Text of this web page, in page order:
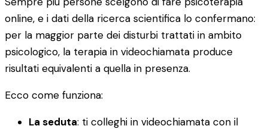
online, e i dati della ricerca scientifica lo confermano:
per la maggior parte dei disturbi trattati in ambito
psicologico, la terapia in videochiamata produce
risultati equivalenti a quella in presenza.
Ecco come funziona:
La seduta: ti colleghi in videochiamata con il